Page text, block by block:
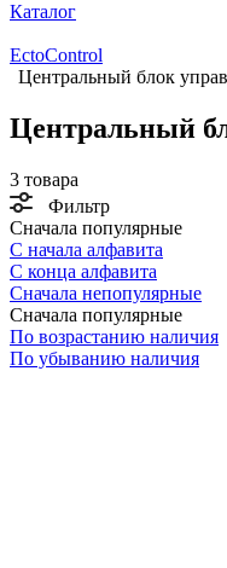
Каталог
EctoControl
Центральный блок
Центральный
3 товара
Фильтр
Сначала популярные
С начала алфавита
С конца алфавита
Сначала непопулярные
Сначала популярные
По возрастанию наличия
По убыванию наличия